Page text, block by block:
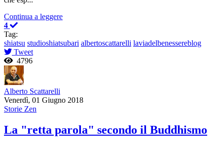
Continua a leggere
4
Tag:
shiatsu studioshiatsubari albertoscattarelli laviadelbenessereblog
Tweet
4796
Alberto Scattarelli
Venerdì, 01 Giugno 2018
Storie Zen
La "retta parola" secondo il Buddhismo